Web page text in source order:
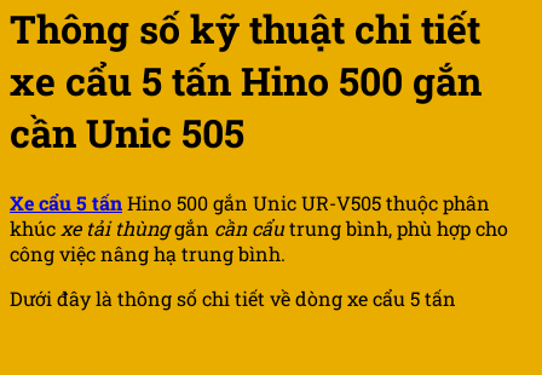
Thông số kỹ thuật chi tiết
xe cẩu 5 tấn Hino 500 gắn
cần Unic 505
Xe cẩu 5 tấnHino 500 gắn Unic UR-V505 thuộc phân
khúcxe tải thùnggắn cần cẩutrung bình, phù hợp cho
công việc nâng hạ trung bình.
Dưới đây là thông số chi tiết về dòng xe cẩu 5 tấn